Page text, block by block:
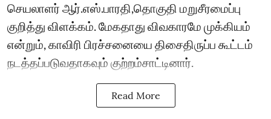
செயலாளர் ஆர்.எஸ்.பாரதி,தொகுதி மறுசீரமைப்பு
குறித்து விளக்கம். மேகதாது விவகாரமே முக்கியம்
என்றும், காவிரி பிரச்சனையை திசைதிருப்ப கூட்டம்
நடத்தப்படுவதாகவும் குற்றம்சாட்டினார்.
Read More